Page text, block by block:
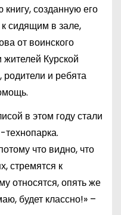
книгу, созданную его
сидящим в зале,
от воинского
Курской
родители и ребята
в этом году стали
что видно, что
стремятся к
относятся, опять же
будет классно!» –